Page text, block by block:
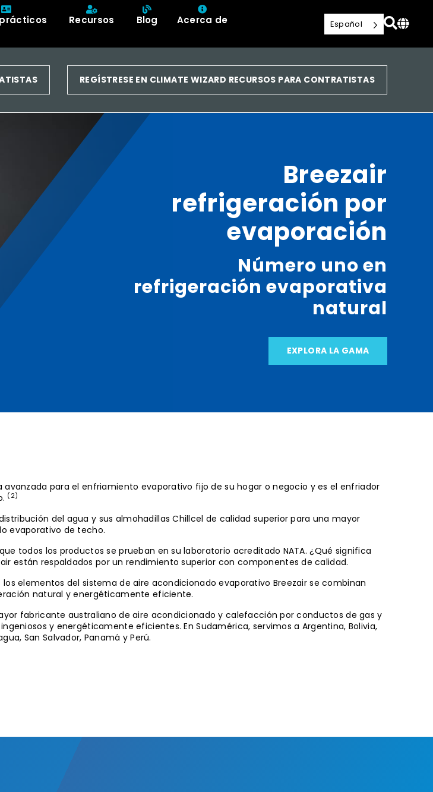
Recursos Blog Acerca de Español
REGÍSTRESE EN CLIMATE WIZARD RECURSOS PARA CONTRATISTAS
Breezair
refrigeración por
evaporación
Número uno en
refrigeración evaporativa
natural
EXPLORA LA GAMA
para el enfriamiento evaporativo fijo de su hogar o negocio y es el enfriador
(2)
del agua y sus almohadillas Chillcel de calidad superior para una mayor
evaporativo de techo.
todos los productos se prueban en su laboratorio acreditado NATA. ¿Qué significa
están respaldados por un rendimiento superior con componentes de calidad.
elementos del sistema de aire acondicionado evaporativo Breezair se combinan
natural y energéticamente eficiente.
fabricante australiano de aire acondicionado y calefacción por conductos de gas y
y energéticamente eficientes. En Sudamérica, servimos a Argentina, Bolivia,
San Salvador, Panamá y Perú.